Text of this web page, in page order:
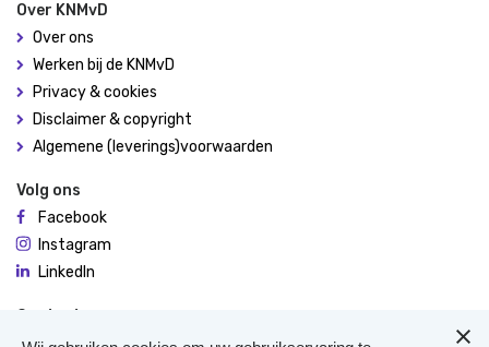
Over KNMvD
Over ons
Werken bij de KNMvD
Privacy & cookies
Disclaimer & copyright
Algemene (leverings)voorwaarden
Volg ons
Facebook
Instagram
LinkedIn
Contact